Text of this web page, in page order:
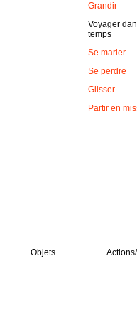
Grandir
Voyager
temps
Se marier
Se perdre
Glisser
Partir en
Objets